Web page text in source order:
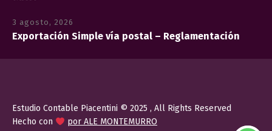
3 agosto, 2026
Exportación Simple vía postal – Reglamentación
Estudio Contable Piacentini © 2025 , All Rights Reserved
Hecho con
por ALE MONTEMURRO